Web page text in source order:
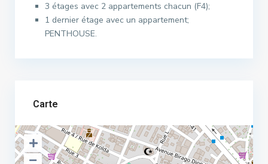
3 étages avec 2 appartements chacun (F4);
1 dernier étage avec un appartement;
PENTHOUSE.
Carte